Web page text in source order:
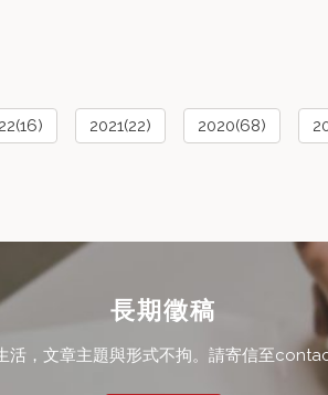
2021(22) 2020(68)
長期徵稿
活，文章主題與形式不拘。請寄信至